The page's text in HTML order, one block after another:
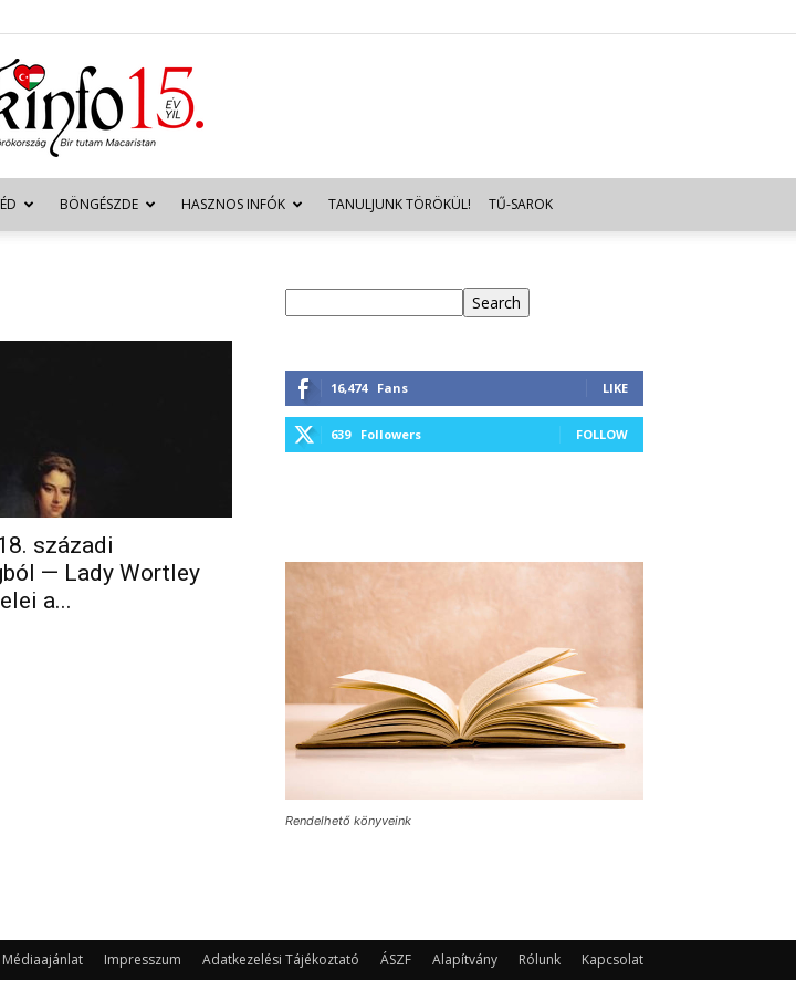
Türkinfo
BÖNGÉSZDE HASZNOS INFÓK TANULJUNK TÖRÖKÜL! TŰ-SAROK
századi
— Lady Wortley
a...
Search
16,474 Fans LIKE
639 Followers FOLLOW
Rendelhető könyveink
Médiaajánlat Impresszum Adatkezelési Tájékoztató ÁSZF Alapítvány Rólunk Kapcsolat